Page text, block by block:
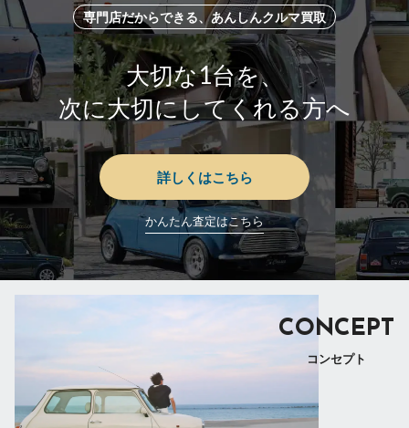
専門店だからできる、あんしんクルマ買取
大切な1台を、
次に大切にしてくれる方へ
詳しくはこちら
かんたん査定はこちら
CONCEPT
コンセプト